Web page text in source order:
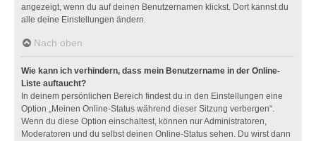
angezeigt, wenn du auf deinen Benutzernamen klickst. Dort kannst du
alle deine Einstellungen ändern.
Nach oben
Wie kann ich verhindern, dass mein Benutzername in der Online-
Liste auftaucht?
In deinem persönlichen Bereich findest du in den Einstellungen eine
Option „Meinen Online-Status während dieser Sitzung verbergen“.
Wenn du diese Option einschaltest, können nur Administratoren,
Moderatoren und du selbst deinen Online-Status sehen. Du wirst dann